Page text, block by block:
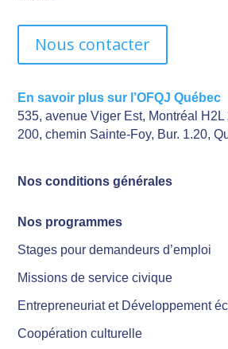
Nous contacter
En savoir plus sur l’OFQJ Québec
535, avenue Viger Est, Montréal H2L
200, chemin Sainte-Foy, Bur. 1.20,
Nos conditions générales
Nos programmes
Stages pour demandeurs d’emploi
Missions de service civique
Entrepreneuriat et Développement
Coopération culturelle